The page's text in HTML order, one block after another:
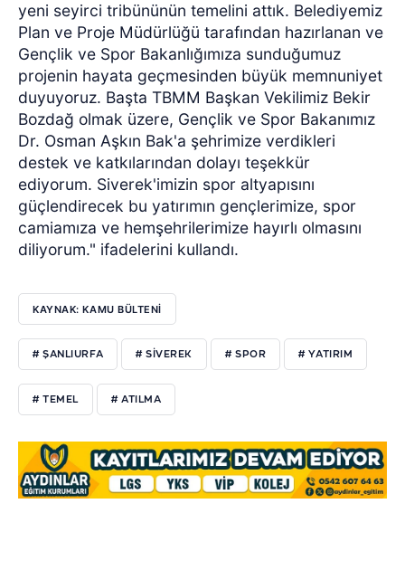
yeni seyirci tribününün temelini attık. Belediyemiz
Plan ve Proje Müdürlüğü tarafından hazırlanan ve
Gençlik ve Spor Bakanlığımıza sunduğumuz
projenin hayata geçmesinden büyük memnuniyet
duyuyoruz. Başta TBMM Başkan Vekilimiz Bekir
Bozdağ olmak üzere, Gençlik ve Spor Bakanımız
Dr. Osman Aşkın Bak'a şehrimize verdikleri
destek ve katkılarından dolayı teşekkür
ediyorum. Siverek'imizin spor altyapısını
güçlendirecek bu yatırımın gençlerimize, spor
camiamıza ve hemşehrilerimize hayırlı olmasını
diliyorum." ifadelerini kullandı.
KAYNAK: KAMU BÜLTENİ
# ŞANLIURFA # SİVEREK # SPOR # YATIRIM
# TEMEL # ATILMA